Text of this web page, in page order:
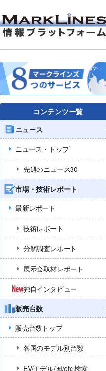
コンテンツ一覧
ニュース
ニュース・トップ
先週のニュース30
市場・技術レポート
最新レポート
技術レポート
分解調査レポート
展示会取材レポート
独自インタビュー
販売台数
販売台数トップ
各国のモデル別台数
EV/モデル/国/etc 検索